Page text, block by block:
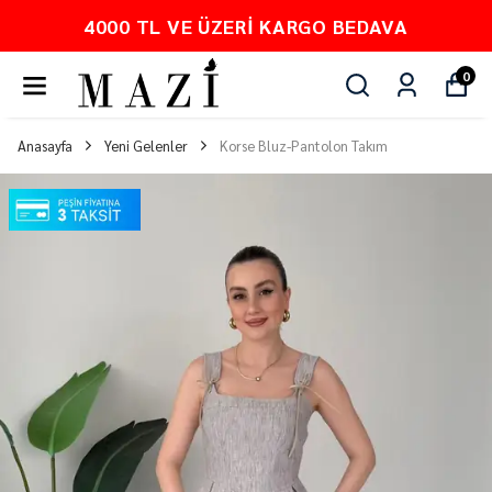
PEŞİN FİYATINA 3 TAKSİT
0
Anasayfa Yeni Gelenler Korse Bluz-Pantolon Takım